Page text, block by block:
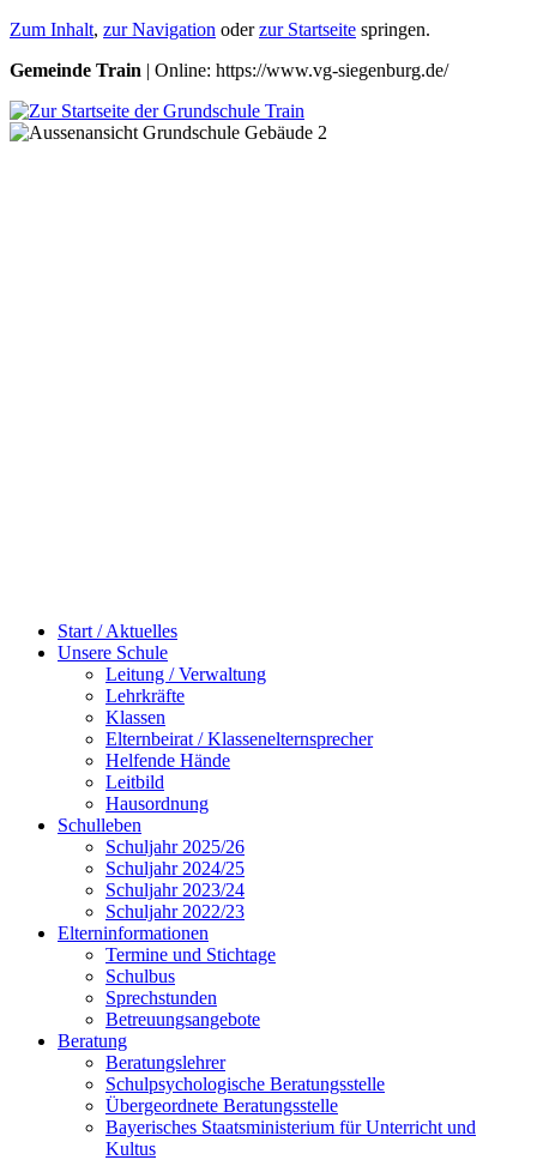
Zum Inhalt, zur Navigation oderzur Startseite springen.
Gemeinde Train | Online: https://www.vg-siegenburg.de/
Start / Aktuelles
Unsere Schule
Leitung / Verwaltung
Lehrkräfte
Klassen
Elternbeirat / Klassenelternsprecher
Helfende Hände
Leitbild
Hausordnung
Schulleben
Schuljahr 2025/26
Schuljahr 2024/25
Schuljahr 2023/24
Schuljahr 2022/23
Elterninformationen
Termine und Stichtage
Schulbus
Sprechstunden
Betreuungsangebote
Beratung
Beratungslehrer
Schulpsychologische Beratungsstelle
Übergeordnete Beratungsstelle
Bayerisches Staatsministerium für Unterricht und
Kultus